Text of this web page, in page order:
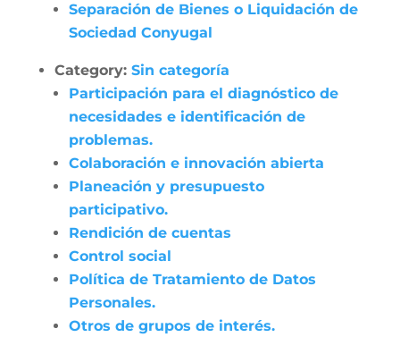
Separación de Bienes o Liquidación de
Sociedad Conyugal
Category: Sin categoría
Participación para el diagnóstico de
necesidades e identificación de
problemas.
Colaboración e innovación abierta
Planeación y presupuesto
participativo.
Rendición de cuentas
Control social
Política de Tratamiento de Datos
Personales.
Otros de grupos de interés.